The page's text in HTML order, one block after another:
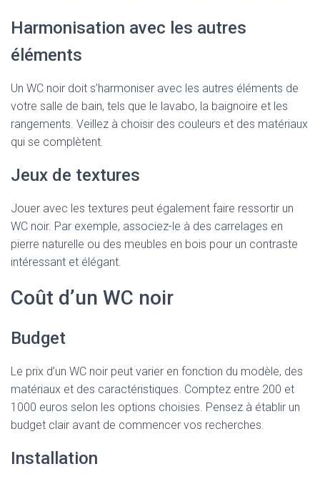
Harmonisation avec les autres
éléments
Un WC noir doit s’harmoniser avec les autres éléments de
votre salle de bain, tels que le lavabo, la baignoire et les
rangements. Veillez à choisir des couleurs et des matériaux
qui se complètent.
Jeux de textures
Jouer avec les textures peut également faire ressortir un
WC noir. Par exemple, associez-le à des carrelages en
pierre naturelle ou des meubles en bois pour un contraste
intéressant et élégant.
Coût d’un WC noir
Budget
Le prix d’un WC noir peut varier en fonction du modèle, des
matériaux et des caractéristiques. Comptez entre 200 et
1000 euros selon les options choisies. Pensez à établir un
budget clair avant de commencer vos recherches.
Installation